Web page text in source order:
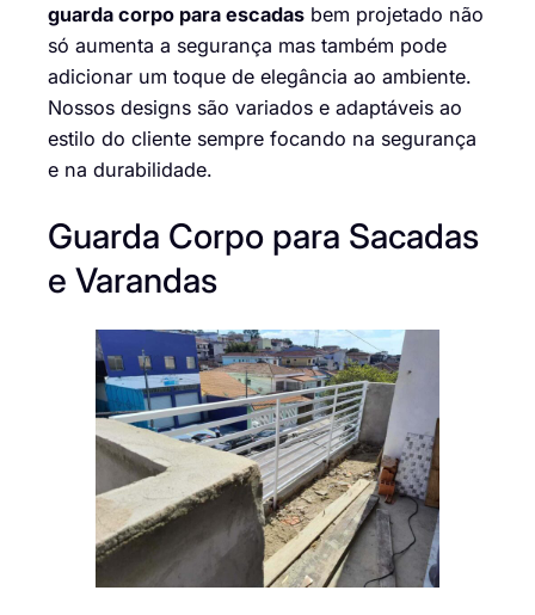
guarda corpo para escadas bem projetado não
só aumenta a segurança mas também pode
adicionar um toque de elegância ao ambiente.
Nossos designs são variados e adaptáveis ao
estilo do cliente sempre focando na segurança
e na durabilidade.
Guarda Corpo para Sacadas
e Varandas